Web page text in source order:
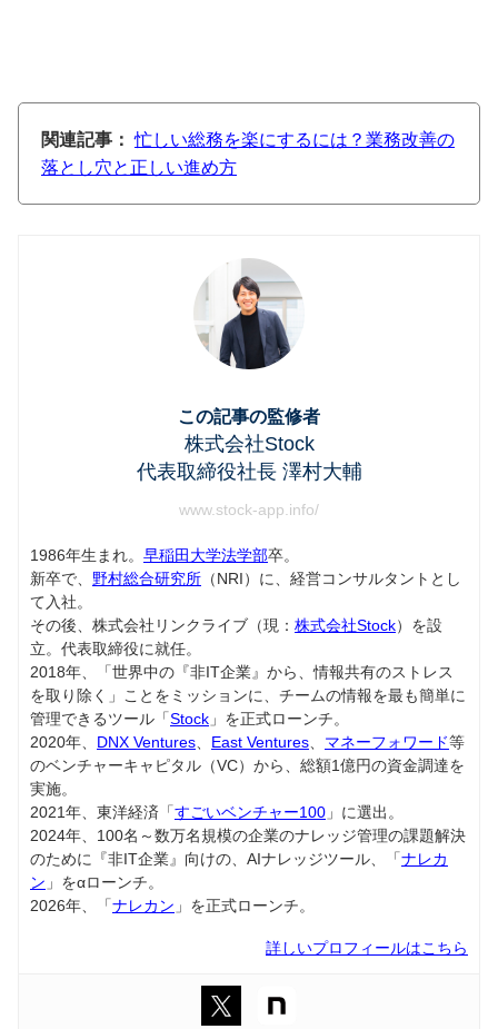
関連記事：忙しい総務を楽にするには？業務改善の
落とし穴と正しい進め方
この記事の監修者
株式会社Stock
代表取締役社長 澤村大輔
www.stock-app.info/
1986年生まれ。 早稲田大学法学部卒。
新卒で、 野村総合研究所 （NRI）に、経営コンサルタントとし
て入社。
その後、株式会社リンクライブ（現： 株式会社Stock）を設
立。代表取締役に就任。
2018年、「世界中の『非IT企業』から、情報共有のストレス
を取り除く」ことをミッションに、チームの情報を最も簡単に
管理できるツール「Stock 」を正式ローンチ。
2020年、 DNX Ventures East Ventures マネーフォワード等
のベンチャーキャピタル（VC）から、総額1億円の資金調達を
実施。
2021年、東洋経済「すごいベンチャー100 」に選出。
2024年、100名～数万名規模の企業のナレッジ管理の課題解決
のために『非IT企業』向けの、AIナレッジツール、「ナレカ
ン 」をαローンチ。
2026年、「ナレカン 」を正式ローンチ。
詳しいプロフィールはこちら